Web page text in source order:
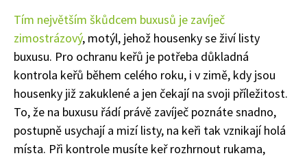
Tím největším škůdcem buxusů je zavíječ
zimostrázový, motýl, jehož housenky se živí listy
buxusu. Pro ochranu keřů je potřeba důkladná
kontrola keřů během celého roku, i v zimě, kdy jsou
housenky již zakuklené a jen čekají na svoji příležitost.
To, že na buxusu řádí právě zavíječ poznáte snadno,
postupně usychají a mizí listy, na keři tak vznikají holá
místa. Při kontrole musíte keř rozhrnout rukama,